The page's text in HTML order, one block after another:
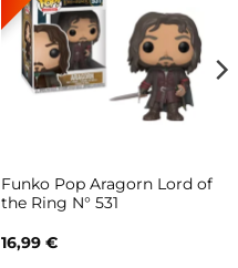
Funko Pop Aragorn Lord of
the Ring N° 531
16,99 €